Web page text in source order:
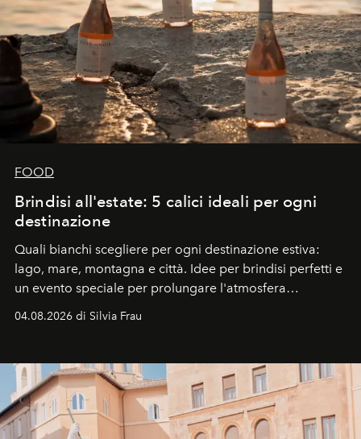
FOOD
Brindisi all'estate: 5 calici ideali per ogni
destinazione
Quali bianchi scegliere per ogni destinazione estiva:
lago, mare, montagna e città. Idee per brindisi perfetti e
un evento speciale per prolungare l'atmosfera
04.08.2026 di Silvia Frau